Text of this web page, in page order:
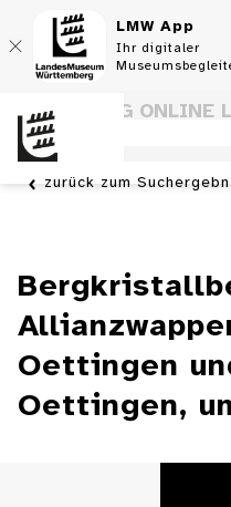
LMW App
Ihr digitaler
SAMMLUNG ONLINE
WÜRTTEMBERG
zurück zum
Oettingen
Oettingen,